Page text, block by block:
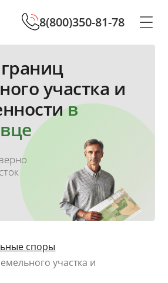
8(800)350-81-78
участка и
в
споры
участка и